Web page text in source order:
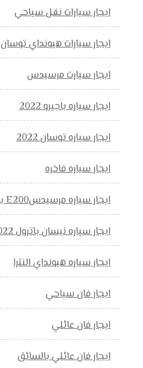
ايجار سيارات نقل سياحي
ايجار سيارات هيونداي توسان
ايجار سيارت مرسيدس
ايجار سياره باجيرو 2022
ايجار سياره توسان 2022
ايجار سياره فاخره
ايجار سياره مرسيدسE200 بالسائق
ايجار سياره نيسان باترول 2022
ايجار سياره هيونداي النترا
ايجار فان سياحي
ايجار فان عائلي
ايجار فان عائلي بالسائق